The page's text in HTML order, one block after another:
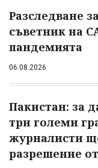
Разследване
съветник на
пандемията
06.08.2026
Пакистан: за
три големи
журналисти
разрешение